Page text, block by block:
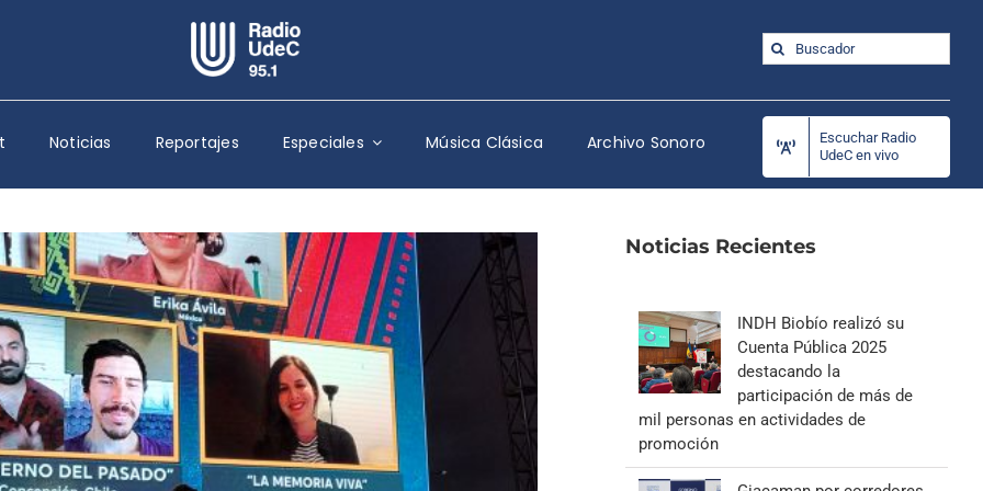
Escuchar Radio UdeC en vivo
Quiénes Somos
Programación
Podcast
Noticias
Reportajes
Columnas
Música Clásica
Especiales
Buscar:
Noticias Reportajes Especiales Música Clásica Archivo Sonoro
Escuchar Radio
UdeC en vivo
Noticias Recientes
INDH Biobío realizó su
Cuenta Pública 2025
destacando la
participación de más de
mil personas en actividades de
promoción